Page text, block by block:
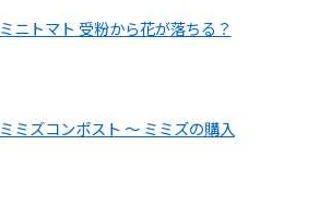
ミニトマト 受粉から花が落ちる？
ミミズコンポスト ～ ミミズの購入